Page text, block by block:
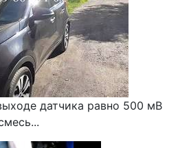
датчика равно 500 мВ